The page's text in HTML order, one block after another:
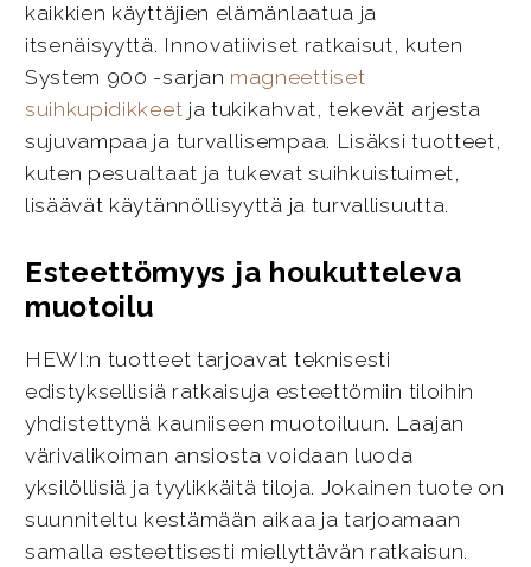
kaikkien käyttäjien elämänlaatua ja
itsenäisyyttä. Innovatiiviset ratkaisut, kuten
System 900 -sarjan magneettiset
suihkupidikkeet ja tukikahvat, tekevät arjesta
sujuvampaa ja turvallisempaa. Lisäksi tuotteet,
kuten pesualtaat ja tukevat suihkuistuimet,
lisäävät käytännöllisyyttä ja turvallisuutta.
Esteettömyys ja houkutteleva
muotoilu
HEWI:n tuotteet tarjoavat teknisesti
edistyksellisiä ratkaisuja esteettömiin tiloihin
yhdistettynä kauniiseen muotoiluun. Laajan
värivalikoiman ansiosta voidaan luoda
yksilöllisiä ja tyylikkäitä tiloja. Jokainen tuote on
suunniteltu kestämään aikaa ja tarjoamaan
samalla esteettisesti miellyttävän ratkaisun.